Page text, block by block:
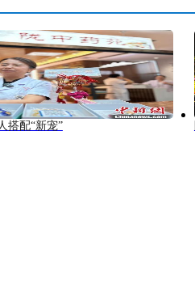
搭配“新宠”